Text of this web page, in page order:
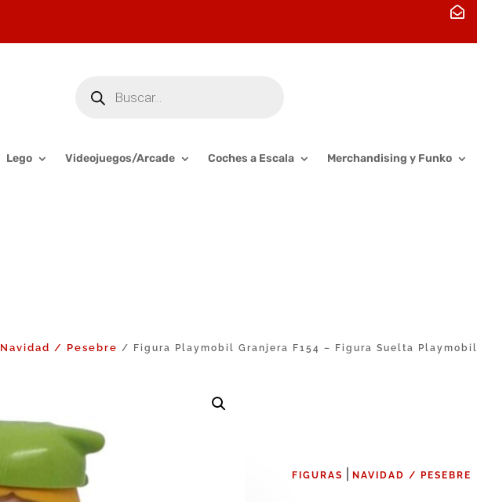

productos
Lego Videojuegos/Arcade Coches a Escala Merchandising y Funko
Navidad / Pesebre / Figura Playmobil Granjera F154 – Figura Suelta Playmobil
FIGURAS NAVIDAD / PESEBRE